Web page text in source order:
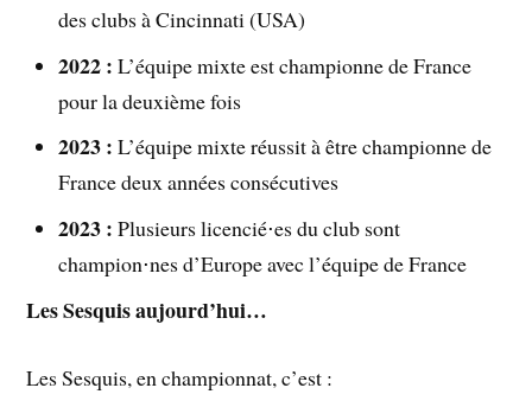
des clubs à Cincinnati (USA)
2022 : L’équipe mixte est championne de France
pour la deuxième fois
2023 : L’équipe mixte réussit à être championne de
France deux années consécutives
2023 : Plusieurs licencié⋅es du club sont
champion⋅nes d’Europe avec l’équipe de France
Les Sesquis aujourd’hui…
Les Sesquis, en championnat, c’est :